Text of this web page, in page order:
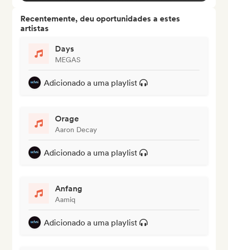
Recentemente, deu oportunidades a estes
artistas
Days
MEGAS
Adicionado a uma playlist
Orage
Aaron Decay
Adicionado a uma playlist
Anfang
Aamiq
Adicionado a uma playlist